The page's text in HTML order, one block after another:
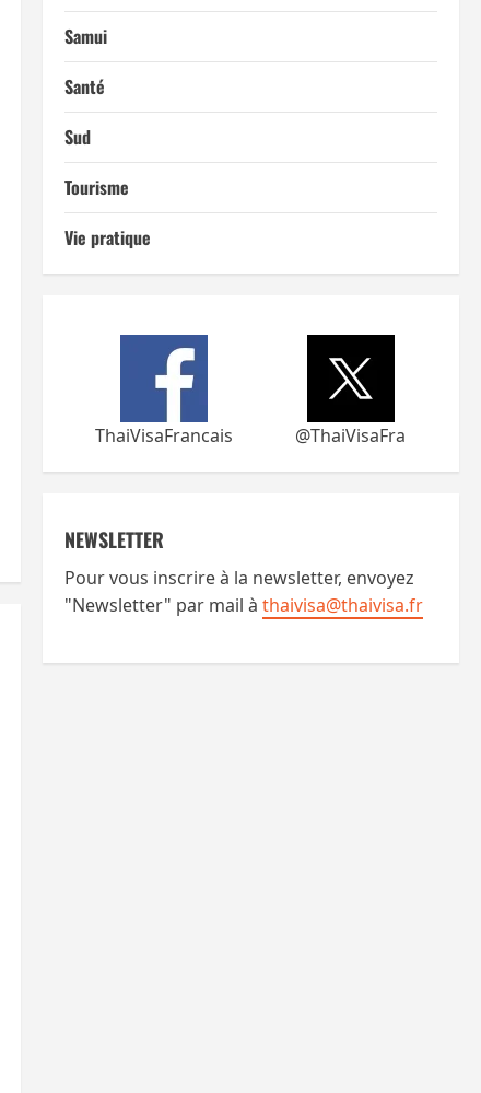
Samui
Santé
Sud
Tourisme
Vie pratique
ThaiVisaFrancais @ThaiVisaFra
NEWSLETTER
Pour vous inscrire à la newsletter, envoyez
"Newsletter" par mail à thaivisa@thaivisa.fr